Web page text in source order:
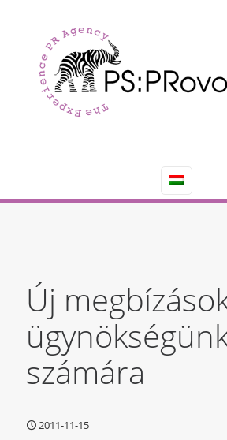
Új
számára
2011-11-15